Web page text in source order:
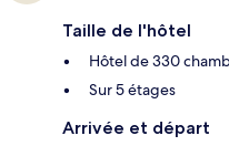
Taille de l'hôtel
Hôtel de 330
Sur 5 étages
Arrivée et départ